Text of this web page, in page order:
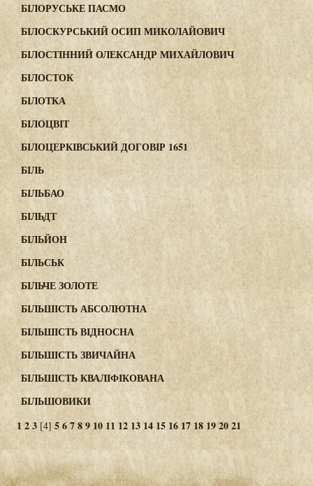
БІЛОРУСЬКЕ ПАСМО
БІЛОСКУРСЬКИЙ ОСИП МИКОЛАЙОВИЧ
БІЛОСТІННИЙ ОЛЕКСАНДР МИХАЙЛОВИЧ
БІЛОСТОК
БІЛОТКА
БІЛОЦВІТ
БІЛОЦЕРКІВСЬКИЙ ДОГОВІР 1651
БІЛЬ
БІЛЬБАО
БІЛЬДТ
БІЛЬЙОН
БІЛЬСЬК
БІЛЬЧЕ ЗОЛОТЕ
БІЛЬШІСТЬ АБСОЛЮТНА
БІЛЬШІСТЬ ВІДНОСНА
БІЛЬШІСТЬ ЗВИЧАЙНА
БІЛЬШІСТЬ КВАЛІФІКОВАНА
БІЛЬШОВИКИ
123 [4] 56789 10 11 12 1314 1516 17 18 192021